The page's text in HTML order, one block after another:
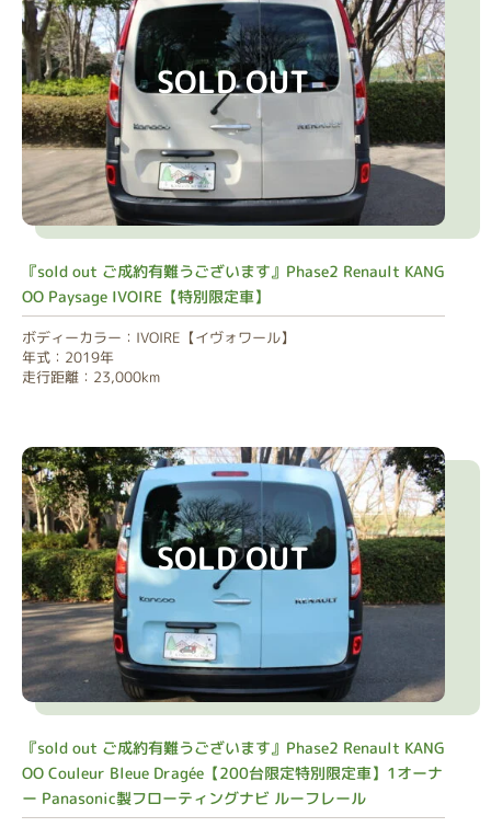
SOLD OUT
『sold out ご成約有難うございます』Phase2 Renault KANG
OO Paysage IVOIRE【特別限定車】
ボディーカラー：IVOIRE【イヴォワール】
年式：2019年
走行距離：23,000km
SOLD OUT
『sold out ご成約有難うございます』Phase2 Renault KANG
OO Couleur Bleue Dragée【200台限定特別限定車】1オーナ
ー Panasonic製フローティングナビ ルーフレール